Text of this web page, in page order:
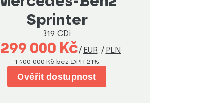
Sprinter
319 CDi
000 Kč/ EUR / PLN
1 900 000 Kč bez DPH 21%
Ověřit dostupnost